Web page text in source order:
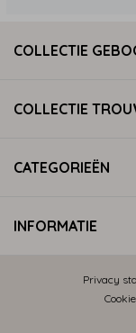
COLLECTIE
COLLECTIE
CATEGORIEËN
INFORMATIE
Privacy